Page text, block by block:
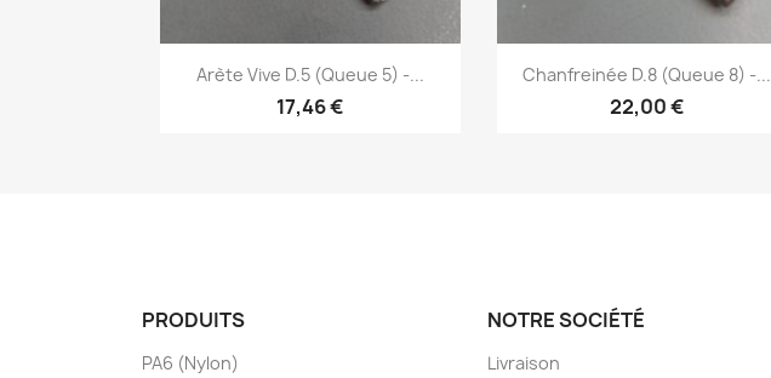
Aperçu rapide
Arète Vive D.5 (Queue 5) -...
17,46 €
Aperçu rapide
Chanfreinée D.8 (Queue 8) -...
22,00 €
PRODUITS
PA6 (Nylon)
NOTRE SOCIÉTÉ
Livraison